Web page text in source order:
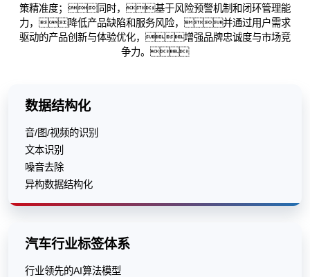
策精准度；同时，基于风险预警机制和闭环管理能
力，降低产品缺陷和服务风险，并通过用户需求
驱动的产品创新与体验优化，增强品牌忠诚度与市场竞
争力。
数据结构化
音/图/视频的识别
文本识别
噪音去除
异构数据结构化
汽车行业标签体系
行业领先的AI算法模型